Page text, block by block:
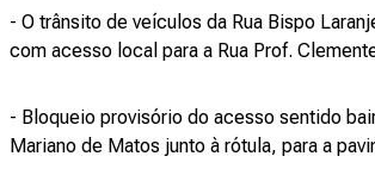
- O trânsito de veículos da Rua Bispo
com acesso local para a Rua Prof.
- Bloqueio provisório do acesso sentido
Mariano de Matos junto à rótula, para a